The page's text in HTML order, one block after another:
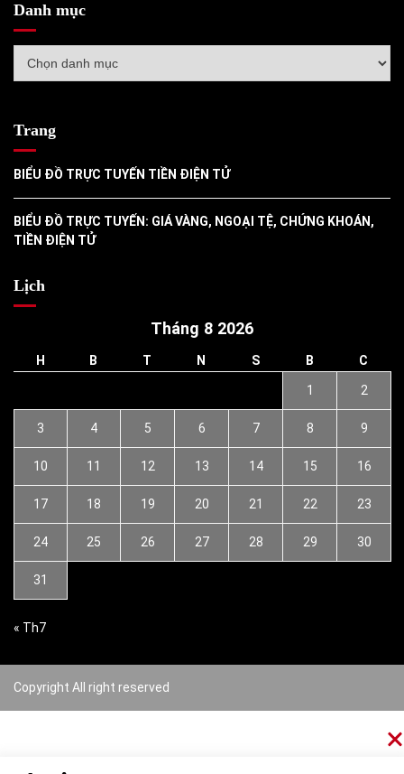
Danh mục
mục
Trang
BIỂU ĐỒ TRỰC TUYẾN TIỀN ĐIỆN TỬ
BIỂU ĐỒ TRỰC TUYẾN: GIÁ VÀNG, NGOẠI TỆ, CHỨNG KHOÁN,
TIỀN ĐIỆN TỬ
Lịch
Tháng 8 2026
H B T N S B C
1 2
3 4 5 6 7 8 9
10 11 12 13 14 15 16
17 18 19 20 21 22 23
24 25 26 27 28 29 30
31
« Th7
Copyright All right reserved